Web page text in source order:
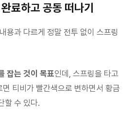
료하고 공동 떠나기
용과 다르게 정말 전투 없이 스프링
잡는 것이 목표인데, 스프링을 타고
티비가 빨간색으로 변하면서 황금
할 수 있다.